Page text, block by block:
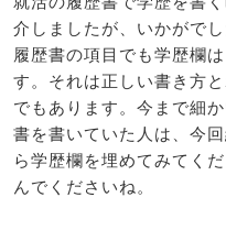
介しましたが、いかがでし
履歴書の項目でも学歴欄
す。それは正しい書き方
でもあります。今まで細
書を書いていた人は、今
ら学歴欄を埋めてみてく
んでくださいね。